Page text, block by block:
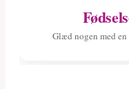
Glæd nogen med